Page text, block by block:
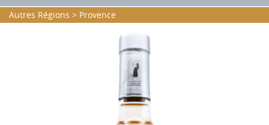
Autres Régions > Provence